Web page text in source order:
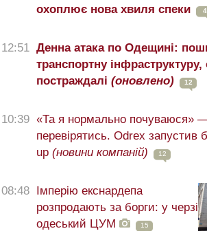
охоплює нова хвиля спеки
4
12:51 Денна атака по Одещині:
транспортну інфраструктуру,
постраждалі (оновлено) 12
10:39 «Та я нормально почуваюся»
перевірятись. Odrex запустив
up (новини компаній) 12
08:48 Імперію екснардепа
розпродають за борги: у черзі
одеський ЦУМ
15